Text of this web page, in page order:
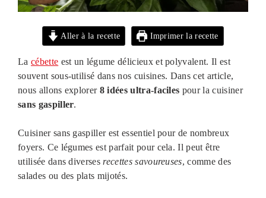
Aller à la recette Imprimer la recette
La cébette est un légume délicieux et polyvalent. Il est
souvent sous-utilisé dans nos cuisines. Dans cet article,
nous allons explorer 8 idées ultra-faciles pour la cuisiner
sans gaspiller.
Cuisiner sans gaspiller est essentiel pour de nombreux
foyers. Ce légumes est parfait pour cela. Il peut être
utilisée dans diverses recettes savoureuses, comme des
salades ou des plats mijotés.